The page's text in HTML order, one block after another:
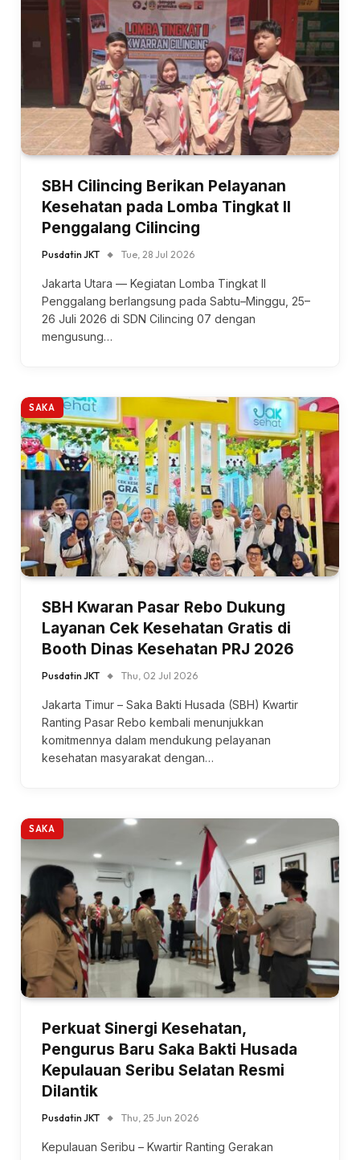
SBH Cilincing Berikan Pelayanan
Kesehatan pada Lomba Tingkat II
Penggalang Cilincing
Pusdatin JKT Tue, 28 Jul 2026
Jakarta Utara — Kegiatan Lomba Tingkat II
Penggalang berlangsung pada Sabtu–Minggu, 25–
26 Juli 2026 di SDN Cilincing 07 dengan
mengusung…
SAKA
SBH Kwaran Pasar Rebo Dukung
Layanan Cek Kesehatan Gratis di
Booth Dinas Kesehatan PRJ 2026
Pusdatin JKT Thu, 02 Jul 2026
Jakarta Timur – Saka Bakti Husada (SBH) Kwartir
Ranting Pasar Rebo kembali menunjukkan
komitmennya dalam mendukung pelayanan
kesehatan masyarakat dengan…
SAKA
Perkuat Sinergi Kesehatan,
Pengurus Baru Saka Bakti Husada
Kepulauan Seribu Selatan Resmi
Dilantik
Pusdatin JKT Thu, 25 Jun 2026
Kepulauan Seribu – Kwartir Ranting Gerakan